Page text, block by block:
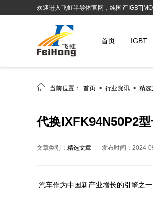
欢迎进入飞虹半导体官网，纯国产
首页 IGBT
 当前位置： 首页 > 行业资讯 > 精选
代换IXFK94N50P2
文章类别： 精选文章 发布时间：2024-
汽车作为中国新产业增长的引擎之